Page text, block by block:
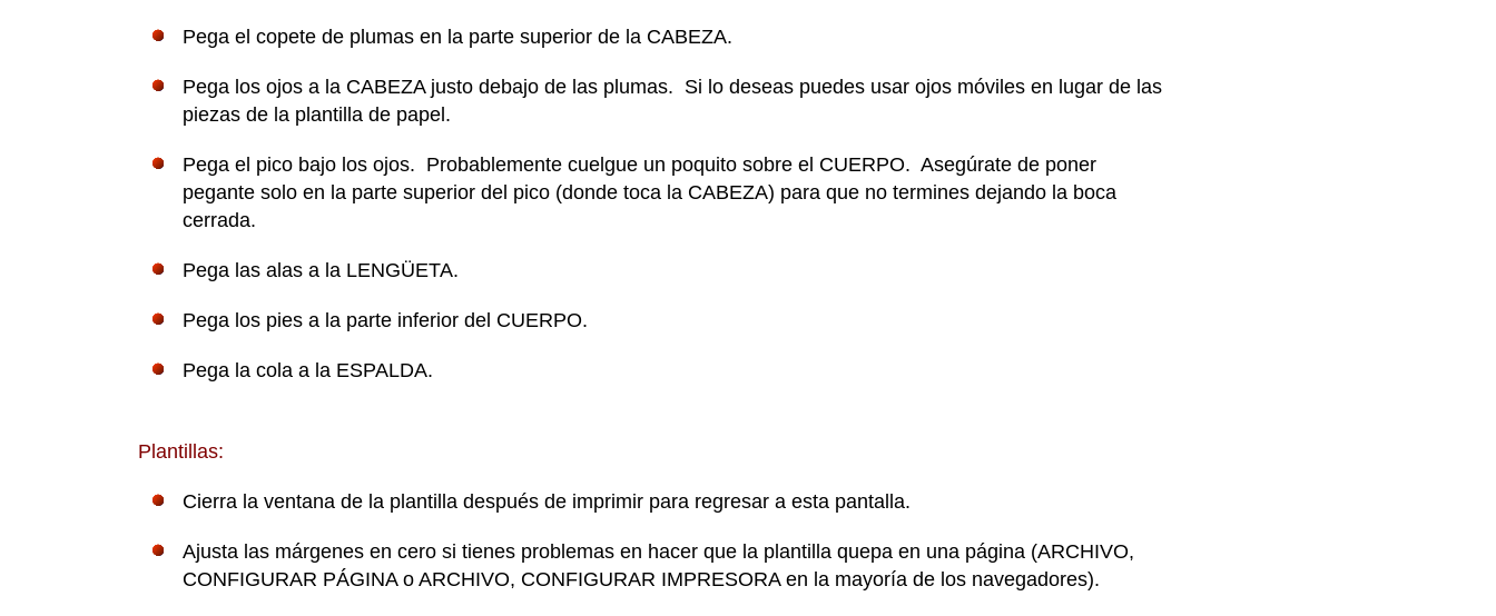
Pega el copete de plumas en la parte superior de la CABEZA.
Pega los ojos a la CABEZA justo debajo de las plumas. Si lo deseas puedes usar ojos móviles en lugar de las
piezas de la plantilla de papel.
Pega el pico bajo los ojos. Probablemente cuelgue un poquito sobre el CUERPO. Asegúrate de poner
pegante solo en la parte superior del pico (donde toca la CABEZA) para que no termines dejando la boca
cerrada.
Pega las alas a la LENGÜETA.
Pega los pies a la parte inferior del CUERPO.
Pega la cola a la ESPALDA.
Plantillas:
Cierra la ventana de la plantilla después de imprimir para regresar a esta pantalla.
Ajusta las márgenes en cero si tienes problemas en hacer que la plantilla quepa en una página (ARCHIVO,
CONFIGURAR PÁGINA o ARCHIVO, CONFIGURAR IMPRESORA en la mayoría de los navegadores).